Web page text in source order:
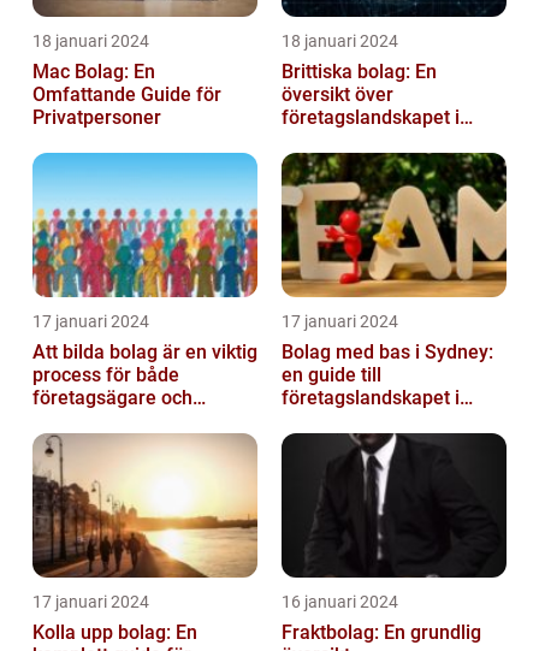
18 januari 2024
Mac Bolag: En
Omfattande Guide för
Privatpersoner
18 januari 2024
Brittiska bolag: En
översikt över
företagslandskapet i
17 januari 2024
Att bilda bolag är en viktig
process för både
företagsägare och
etablera en ...
17 januari 2024
Bolag med bas i Sydney:
en guide till
företagslandskapet i
stad
17 januari 2024
Kolla upp bolag: En
16 januari 2024
Fraktbolag: En grundlig